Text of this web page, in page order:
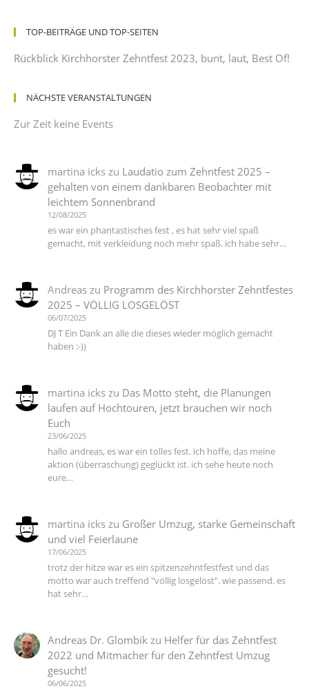
TOP-BEITRÄGE UND TOP-SEITEN
Rückblick Kirchhorster Zehntfest 2023, bunt, laut, Best Of!
NÄCHSTE VERANSTALTUNGEN
Zur Zeit keine Events
martina ickszu Laudatio zum Zehntfest 2025 –
gehalten von einem dankbaren Beobachter mit
leichtem Sonnenbrand
12/08/2025
es war ein phantastisches fest , es hat sehr viel spaß
gemacht, mit verkleidung noch mehr spaß. ich habe sehr…
Andreaszu Programm des Kirchhorster Zehntfestes
2025 – VÖLLIG LOSGELÖST
06/07/2025
DJ T Ein Dank an alle die dieses wieder möglich gemacht
haben :-))
martina ickszu Das Motto steht, die Planungen
laufen auf Hochtouren, jetzt brauchen wir noch
Euch
23/06/2025
hallo andreas, es war ein tolles fest. ich hoffe, das meine
aktion (überraschung) geglückt ist. ich sehe heute noch
eure…
martina ickszu Großer Umzug, starke Gemeinschaft
und viel Feierlaune
17/06/2025
trotz der hitze war es ein spitzenzehntfestfest und das
motto war auch treffend "völlig losgelöst". wie passend. es
hat sehr…
Andreas Dr. Glombikzu Helfer für das Zehntfest
2022 und Mitmacher für den Zehntfest Umzug
gesucht!
06/06/2025